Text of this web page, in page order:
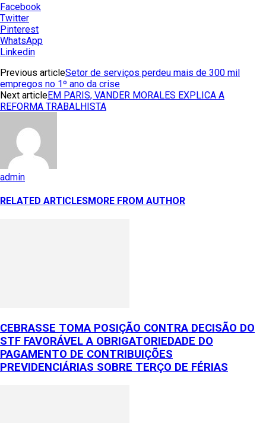
Facebook
Twitter
Pinterest
WhatsApp
Linkedin
Previous articleSetor de serviços perdeu mais de 300 mil
empregos no 1º ano da crise
Next articleEM PARIS, VANDER MORALES EXPLICA A
REFORMA TRABALHISTA
admin
RELATED ARTICLESMORE FROM AUTHOR
CEBRASSE TOMA POSIÇÃO CONTRA DECISÃO DO
STF FAVORÁVEL A OBRIGATORIEDADE DO
PAGAMENTO DE CONTRIBUIÇÕES
PREVIDENCIÁRIAS SOBRE TERÇO DE FÉRIAS